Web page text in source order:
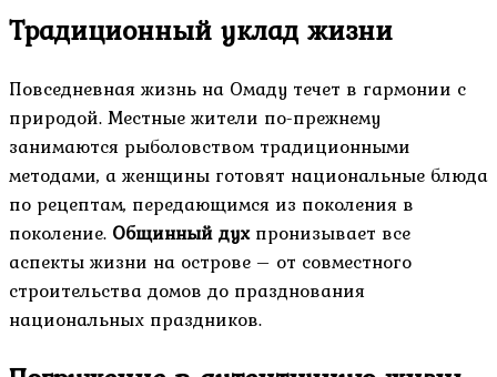
Традиционный уклад жизни
Повседневная жизнь на Омаду течет в гармонии с
природой. Местные жители по-прежнему
занимаются рыболовством традиционными
методами, а женщины готовят национальные блюда
по рецептам, передающимся из поколения в
поколение. Общинный духпронизывает все
аспекты жизни на острове – от совместного
строительства домов до празднования
национальных праздников.